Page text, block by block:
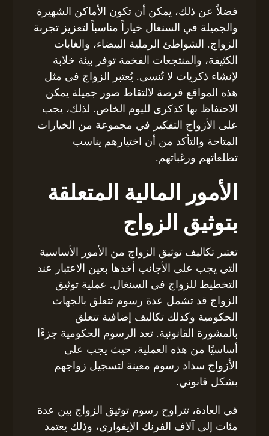
فضلاً عن ذلك، يمكن أن تكون الأماكن الشهيرة
والجميلة في السنغال خياراً مناسباً لتعزيز تجربة
الزواج. الشواطئ الرملية البيضاء، والغابات
الكثيفة، والمنتجعات الفخمة توفر بيئة خلابة
لإنشاء ذكريات لا تُنسى. يُعتبر الزواج في مثل
هذه المواقع فرصة لالتقاط صور جميلة يمكن
الاحتفاظ بها كذكرى لليوم الخاص. لذلك، يجب
على الأزواج التفكير في مجموعة من الخيارات
المتاحة والتأكد من أن اختيارهم يناسب
تطلعاتهم ورغباتهم.
الأمور المالية المتعلقة
بتوثيق الزواج
تعتبر تكاليف توثيق الزواج من الأمور الأساسية
التي يجب على الأجانب أخذها بعين الاعتبار عند
التخطيط للزواج في السنغال. عملية توثيق
الزواج قد تشمل عدة رسوم تتعلق بالجهات
الحكومية وكذلك تكاليف إضافية تتعلق
بالمشورة القانونية. تعد الرسوم الحكومية جزءًا
أساسيًا من هذه العملية، حيث يجب على
الأزواج سداد رسوم معينة لتسجيل زواجهم
بشكل قانوني.
في العادة، تتراوح رسوم توثيق الزواج بين عدة
مئات إلى آلاف الفرنك الإيفواري، وذلك يعتمد